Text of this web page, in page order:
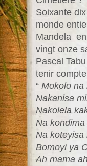
Soixante
monde
Mandela
vingt onze
Pascal
tenir
“ Mokolo na
Nakanisa
Nakolela
Na
Na koteyisa
Bomoyi ya
Ah mama